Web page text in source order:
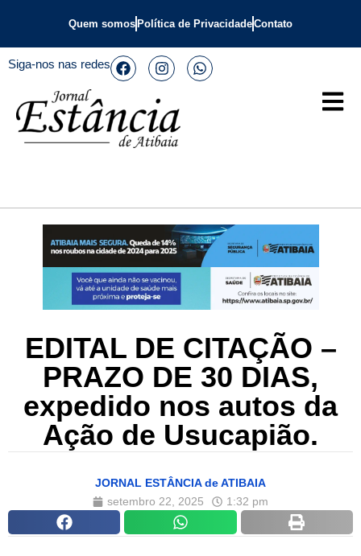
Quem somos Política de PrivacidadeContato
Siga-nos nas redes
EDITAL DE CITAÇÃO –
PRAZO DE 30 DIAS,
expedido nos autos da
Ação de Usucapião.
JORNAL ESTÂNCIA de ATIBAIA
setembro 22, 2025
1:32 pm